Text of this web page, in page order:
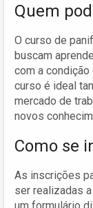
Quem
O curso de
buscam
com a
curso é ideal
mercado de
novos
Como se
As inscrições
ser realizadas
um formulário